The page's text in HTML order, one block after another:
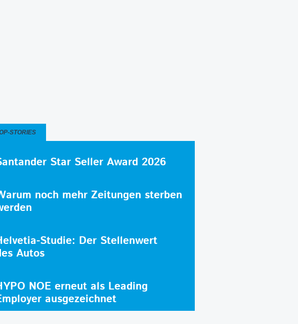
STORIES
Star Seller Award 2026
noch mehr Zeitungen sterben
Studie: Der Stellenwert
Autos
NOE erneut als Leading
ausgezeichnet